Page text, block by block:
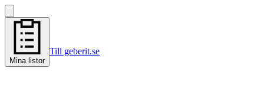
Mina listor
Till geberit.se